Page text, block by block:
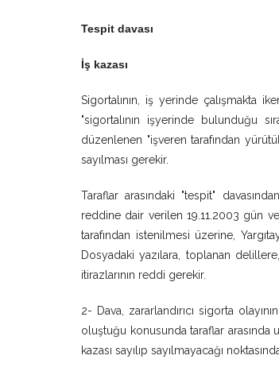
Tespit davası
İş kazası
Sigortalının, iş yerinde çalışmakta
"sigortalının işyerinde bulunduğu
düzenlenen "işveren tarafından
sayılması gerekir.
Taraflar arasındaki "tespit"
reddine dair verilen 19.11.2003 gün
tarafından istenilmesi üzerine,
Dosyadaki yazılara, toplanan
itirazlarının reddi gerekir.
2- Dava, zararlandırıcı sigorta
oluştuğu konusunda taraflar arasında
kazası sayılıp sayılmayacağı